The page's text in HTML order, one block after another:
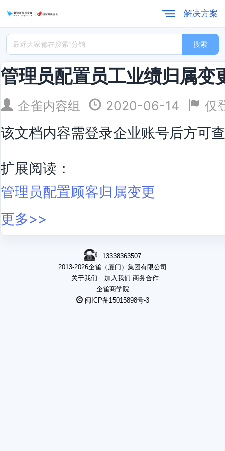
解决方案
搜索
管理员配置员工业绩归属变
企雀内容组 2020-06-14 仅
该文档内容需登录企业账号后方可
扩展阅读：
管理员配置顾客归属变更
更多>>
13338363507
2013-2026企雀（厦门）集团有限公司
关于我们
加入我们 商务合作
企雀商学院
闽ICP备15015898号-3